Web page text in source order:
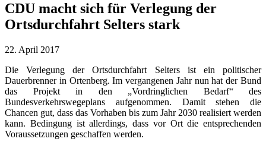
CDU macht sich für Verlegung der
Ortsdurchfahrt Selters stark
22. April 2017
Die Verlegung der Ortsdurchfahrt Selters ist ein politischer
Dauerbrenner in Ortenberg. Im vergangenen Jahr nun hat der Bund
das Projekt in den „Vordringlichen Bedarf“ des
Bundesverkehrswegeplans aufgenommen. Damit stehen die
Chancen gut, dass das Vorhaben bis zum Jahr 2030 realisiert werden
kann. Bedingung ist allerdings, dass vor Ort die entsprechenden
Voraussetzungen geschaffen werden.